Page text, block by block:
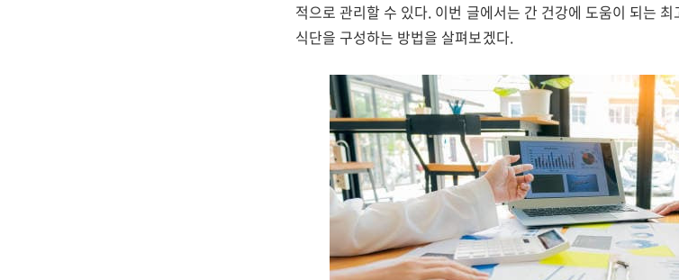
적으로 관리할 수 있다. 이번 글에서는 간 건강에 도움이 되는
식단을 구성하는 방법을 살펴보겠다.